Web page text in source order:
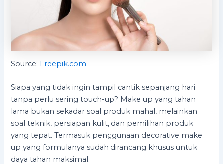
Source: Freepik.com
Siapa yang tidak ingin tampil cantik sepanjang hari
tanpa perlu sering touch-up? Make up yang tahan
lama bukan sekadar soal produk mahal, melainkan
soal teknik, persiapan kulit, dan pemilihan produk
yang tepat. Termasuk penggunaan decorative make
up yang formulanya sudah dirancang khusus untuk
daya tahan maksimal.